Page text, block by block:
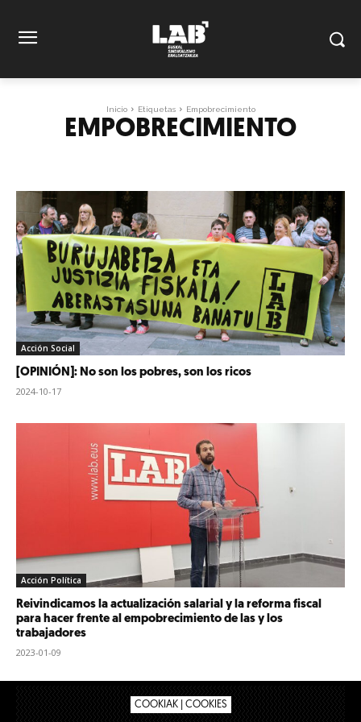
Inicio Etiquetas Empobrecimiento
EMPOBRECIMIENTO
Acción Social
[OPINIÓN]: No son los pobres, son los ricos
2024-10-17
Acción Política
Reivindicamos la actualización salarial y la reforma fiscal
para hacer frente al empobrecimiento de las y los
trabajadores
2023-01-09
COOKIAK | COOKIES